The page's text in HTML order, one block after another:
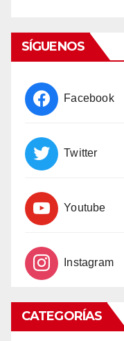
SÍGUENOS
Facebook
Twitter
Youtube
Instagram
CATEGORÍAS